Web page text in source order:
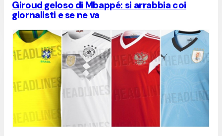
Giroud geloso di Mbappé: si arrabbia coi
giornalisti e se ne va